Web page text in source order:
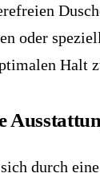
oder
Halt
durch